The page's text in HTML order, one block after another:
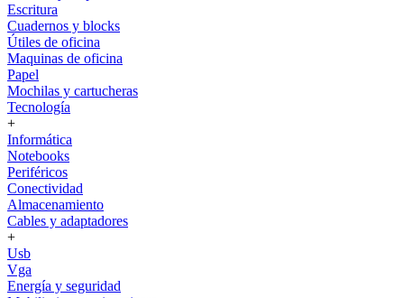
Escritura
Cuadernos y blocks
Útiles de oficina
Maquinas de oficina
Papel
Mochilas y cartucheras
Tecnología
+
Informática
Notebooks
Periféricos
Conectividad
Almacenamiento
Cables y adaptadores
+
Usb
Vga
Energía y seguridad